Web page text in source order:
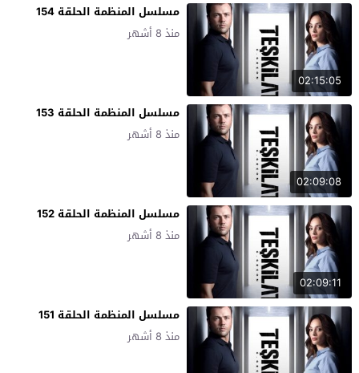
02:15:05
مسلسل المنظمة الحلقة 154
منذ 8 أشهر
02:09:08
مسلسل المنظمة الحلقة 153
منذ 8 أشهر
02:09:11
مسلسل المنظمة الحلقة 152
منذ 8 أشهر
مسلسل المنظمة الحلقة 151
منذ 8 أشهر